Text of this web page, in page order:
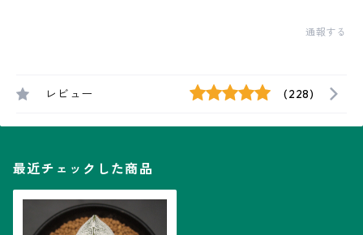
通報する
レビュー (228)
最近チェックした商品